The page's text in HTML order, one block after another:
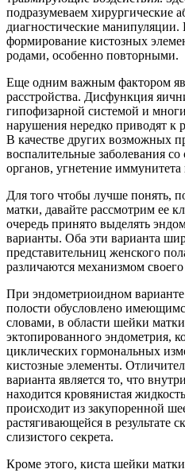
подразумеваем хирургические
диагностические манипуляции.
формирование кистозных
родами, особенно повторными.
Еще одним важным фактором
расстройства. Дисфункция
гипофизарной системой и
нарушения нередко приводят
В качестве других возможных
воспалительные заболевания
органов, угнетение иммунитета
Для того чтобы лучше понять,
матки, давайте рассмотрим ее
очередь принято выделять
варианты. Оба эти варианта
представительниц женского
различаются механизмом своего
При эндометриоидном
полости обусловлено
словами, в области шейки
эктопированного эндометрия,
циклических гормональных
кистозные элементы.
варианта является то, что
находится кровянистая
происходит из закупоренной
растягивающейся в результате
слизистого секрета.
Кроме этого, киста шейки